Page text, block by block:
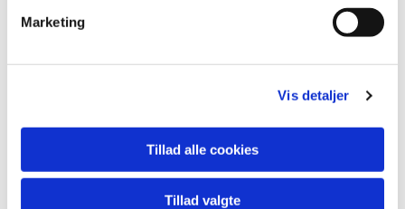
Marketing
Vis detaljer
Tillad alle cookies
Tillad valgte